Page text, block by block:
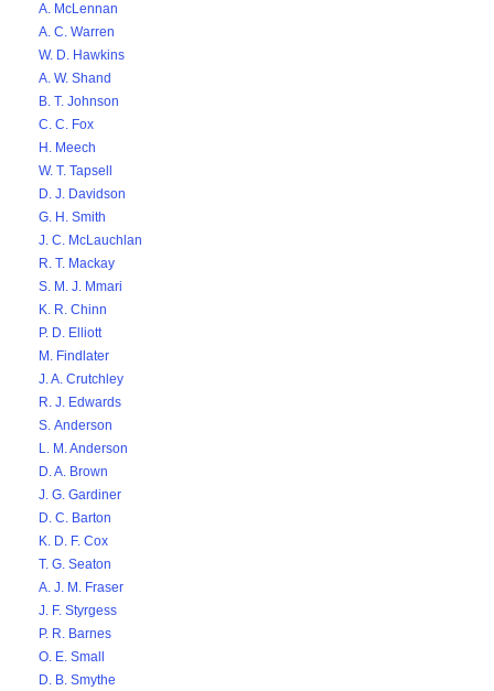
A. McLennan
A. C. Warren
W. D. Hawkins
A. W. Shand
B. T. Johnson
C. C. Fox
H. Meech
W. T. Tapsell
D. J. Davidson
G. H. Smith
J. C. McLauchlan
R. T. Mackay
S. M. J. Mmari
K. R. Chinn
P. D. Elliott
M. Findlater
J. A. Crutchley
R. J. Edwards
S. Anderson
L. M. Anderson
D. A. Brown
J. G. Gardiner
D. C. Barton
K. D. F. Cox
T. G. Seaton
A. J. M. Fraser
J. F. Styrgess
P. R. Barnes
O. E. Small
D. B. Smythe